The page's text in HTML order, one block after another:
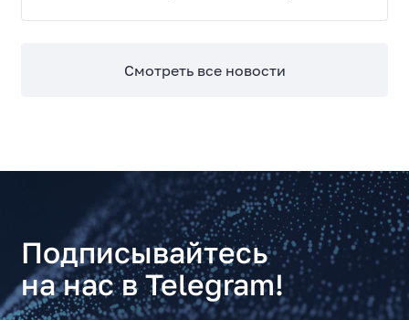
Смотреть все новости
Подписывайтесь
на нас в Telegram!